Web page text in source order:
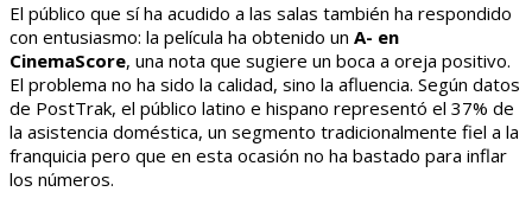
El público que sí ha acudido a las salas también ha respondido
con entusiasmo: la película ha obtenido un A- en
CinemaScore, una nota que sugiere un boca a oreja positivo.
El problema no ha sido la calidad, sino la afluencia. Según datos
de PostTrak, el público latino e hispano representó el 37% de
la asistencia doméstica, un segmento tradicionalmente fiel a la
franquicia pero que en esta ocasión no ha bastado para inflar
los números.